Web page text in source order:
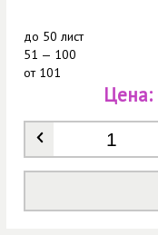
до 50 лист
51 — 100
от101
Количество
Цена: